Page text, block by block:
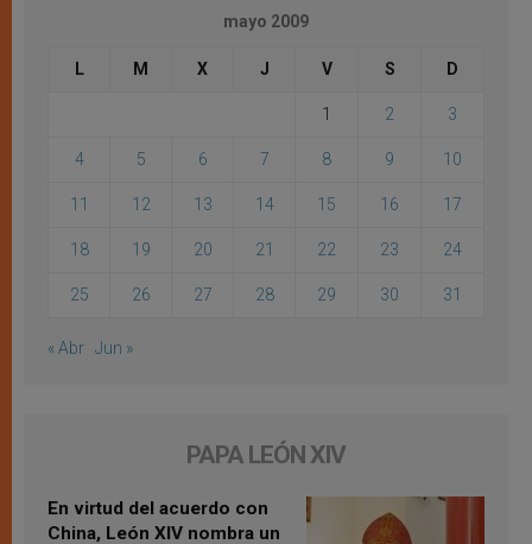
mayo 2009
L M X J V S D
1 2 3
4 5 6 7 8 9 10
11 12 13 14 15 16 17
18 19 20 21 22 23 24
25 26 27 28 29 30 31
« Abr Jun »
PAPA LEÓN XIV
En virtud del acuerdo con
China, León XIV nombra un